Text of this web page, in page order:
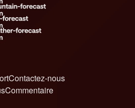
Contactez-nous
Commentaire